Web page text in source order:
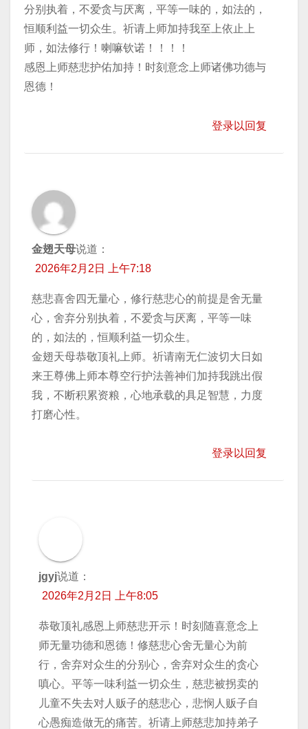
分别执着，不爱贪与厌离，平等一味的，如法的，
恒顺利益一切众生。祈请上师加持我至上依止上
师，如法修行！喇嘛钦诺！！！！
感恩上师慈悲护佑加持！时刻意念上师诸佛功德与
恩德！
登录以回复
金翅天母说道：
2026年2月2日 上午7:18
慈悲喜舍四无量心，修行慈悲心的前提是舍无量
心，舍弃分别执着，不爱贪与厌离，平等一味
的，如法的，恒顺利益一切众生。
金翅天母恭敬顶礼上师。祈请南无仁波切大日如
来王尊佛上师本尊空行护法善神们加持我跳出假
我，不断积累资粮，心地承载的具足智慧，力度
打磨心性。
登录以回复
jgyj说道：
2026年2月2日 上午8:05
恭敬顶礼感恩上师慈悲开示！时刻随喜意念上
师无量功德和恩德！修慈悲心舍无量心为前
行，舍弃对众生的分别心，舍弃对众生的贪心
嗔心。平等一味利益一切众生，慈悲被拐卖的
儿童不失去对人贩子的慈悲心，悲悯人贩子自
心愚痴造做无的痛苦。祈请上师慈悲加持弟子